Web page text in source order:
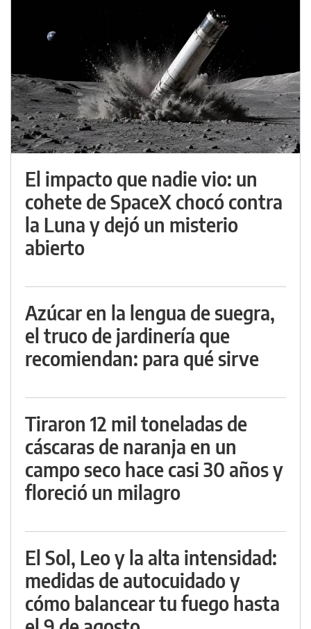
El impacto que nadie vio: un
cohete de SpaceX chocó contra
la Luna y dejó un misterio
abierto
Azúcar en la lengua de suegra,
el truco de jardinería que
recomiendan: para qué sirve
Tiraron 12 mil toneladas de
cáscaras de naranja en un
campo seco hace casi 30 años y
floreció un milagro
El Sol, Leo y la alta intensidad:
medidas de autocuidado y
cómo balancear tu fuego hasta